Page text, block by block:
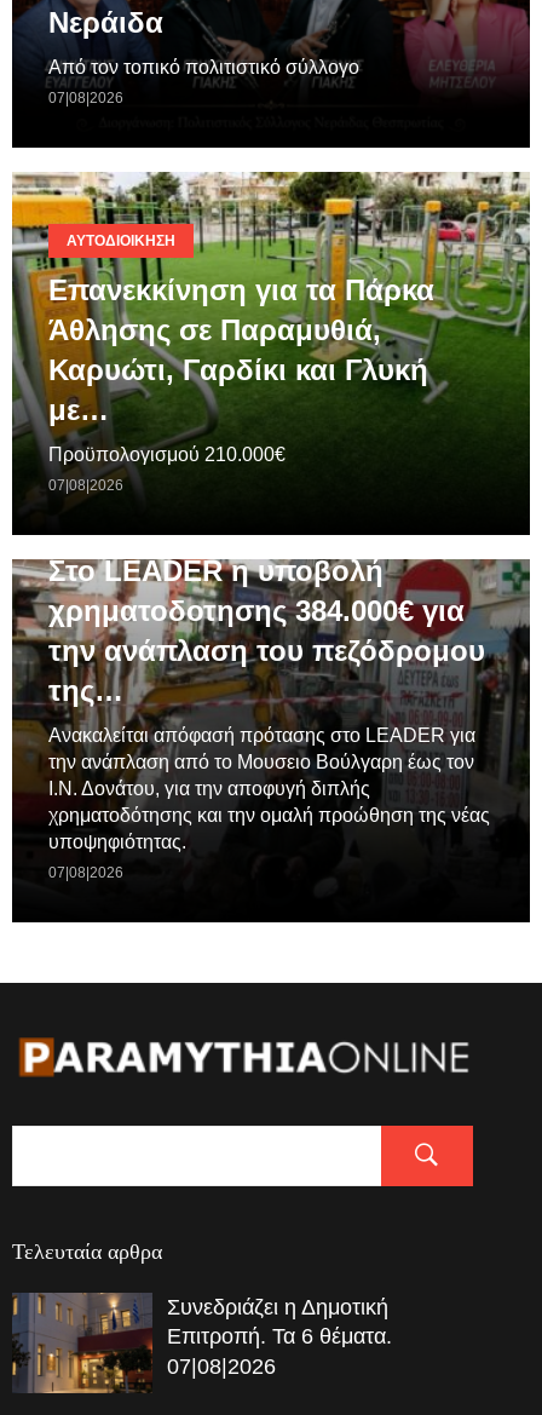
Νεράιδα
Από τον τοπικό πολιτιστικό σύλλογο
07|08|2026
ΑΥΤΟΔΙΟΊΚΗΣΗ
Επανεκκίνηση για τα Πάρκα
Άθλησης σε Παραμυθιά,
Καρυώτι, Γαρδίκι και Γλυκή
με…
Προϋπολογισμού 210.000€
07|08|2026
Στο LEADER η υποβολή
χρηματοδοτησης 384.000€ για
την ανάπλαση του πεζόδρομου
της…
Ανακαλείται απόφασή πρότασης στο LEADER για
την ανάπλαση από το Μουσειο Βούλγαρη έως τον
Ι.Ν. Δονάτου, για την αποφυγή διπλής
χρηματοδότησης και την ομαλή προώθηση της νέας
υποψηφιότητας.
07|08|2026
Τελευταία αρθρα
Συνεδριάζει η Δημοτική
Επιτροπή. Τα 6 θέματα.
07|08|2026